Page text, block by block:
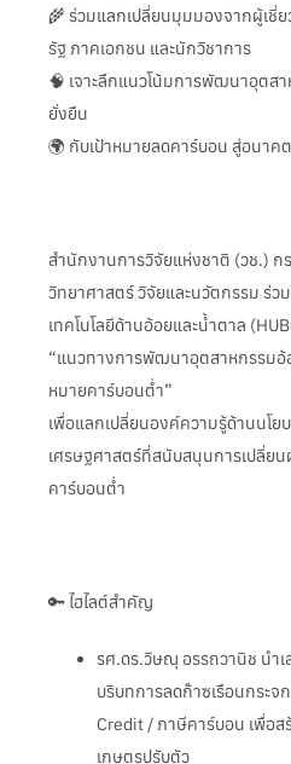
🌾 ร่วมแลกเปลี่ยนมุมมองจากผู้เชี่
รัฐ ภาคเอกชน และนักวิชาการ
🧠 เจาะลึกแนวโน้มการพัฒนาอุตส
ยั่งยืน
🌍 กับเป้าหมายลดคาร์บอน สู่อนาคต
สำนักงานการวิจัยแห่งชาติ (วช.) ก
วิทยาศาสตร์ วิจัยและนวัตกรรม ร่
เทคโนโลยีด้านอ้อยและน้ำตาล
“แนวทางการพัฒนาอุตสาหกรรมอ้
หมายคาร์บอนต่ำ”
เพื่อแลกเปลี่ยนองค์ความรู้ด้านนโยบ
เศรษฐศาสตร์ที่สนับสนุนการเปลี่ย
คาร์บอนต่ำ
🔑 ไฮไลต์สำคัญ
รศ.ดร.วิษณุ อรรถวานิช นำเ
บริบทการลดก๊าซเรือนกระจ
Credit / ภาษีคาร์บอน เพื่อส
เกษตรปรับตัว